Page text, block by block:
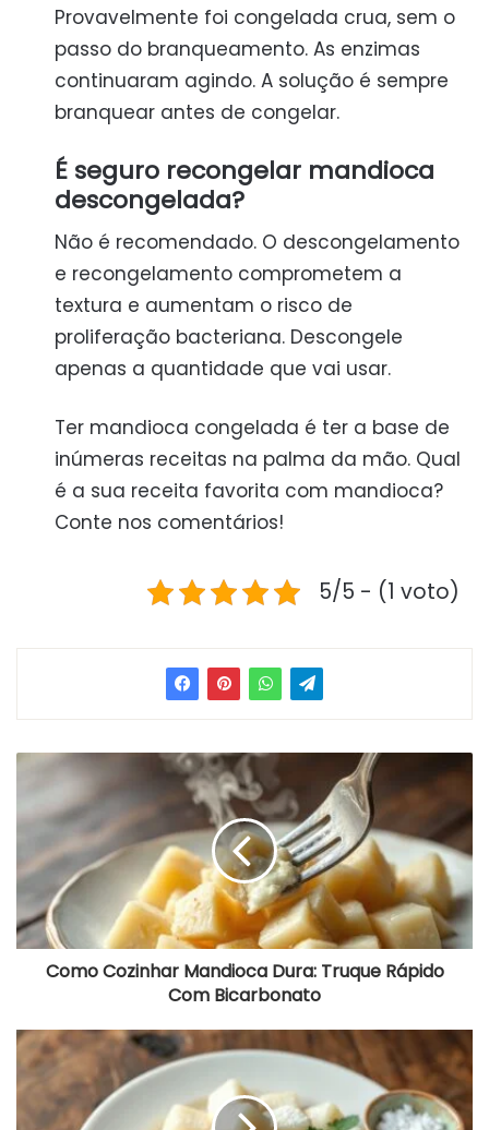
Provavelmente foi congelada crua, sem o
passo do branqueamento. As enzimas
continuaram agindo. A solução é sempre
branquear antes de congelar.
É seguro recongelar mandioca
descongelada?
Não é recomendado. O descongelamento
e recongelamento comprometem a
textura e aumentam o risco de
proliferação bacteriana. Descongele
apenas a quantidade que vai usar.
Ter mandioca congelada é ter a base de
inúmeras receitas na palma da mão. Qual
é a sua receita favorita com mandioca?
Conte nos comentários!
5/5 - (1 voto)
Como
Cozinhar
Mandioca
Dura:
Truque
Rápido
Com
Bicarbonato
Como Cozinhar Mandioca Dura: Truque Rápido
Com Bicarbonato
Mandioca
No
Micro-
ondas:
Fácil